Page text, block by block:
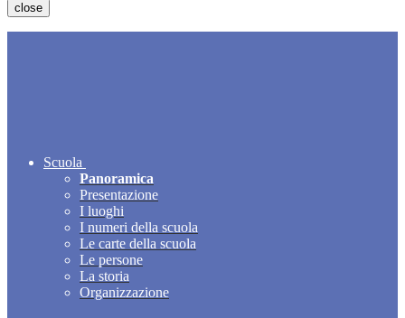
close
Scuola
Panoramica
Presentazione
I luoghi
I numeri della scuola
Le carte della scuola
Le persone
La storia
Organizzazione